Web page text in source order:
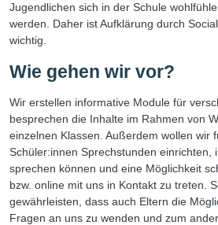
Jugendlichen sich in der Schule
werden. Daher ist Aufklärung durch
wichtig.
Wie gehen wir vor?
Wir erstellen informative Module für
besprechen die Inhalte im Rahmen von
einzelnen Klassen. Außerdem wollen wir
Schüler:innen Sprechstunden einrichten,
sprechen können und eine Möglichkeit
bzw. online mit uns in Kontakt zu treten.
gewährleisten, dass auch Eltern die
Fragen an uns zu wenden und zum